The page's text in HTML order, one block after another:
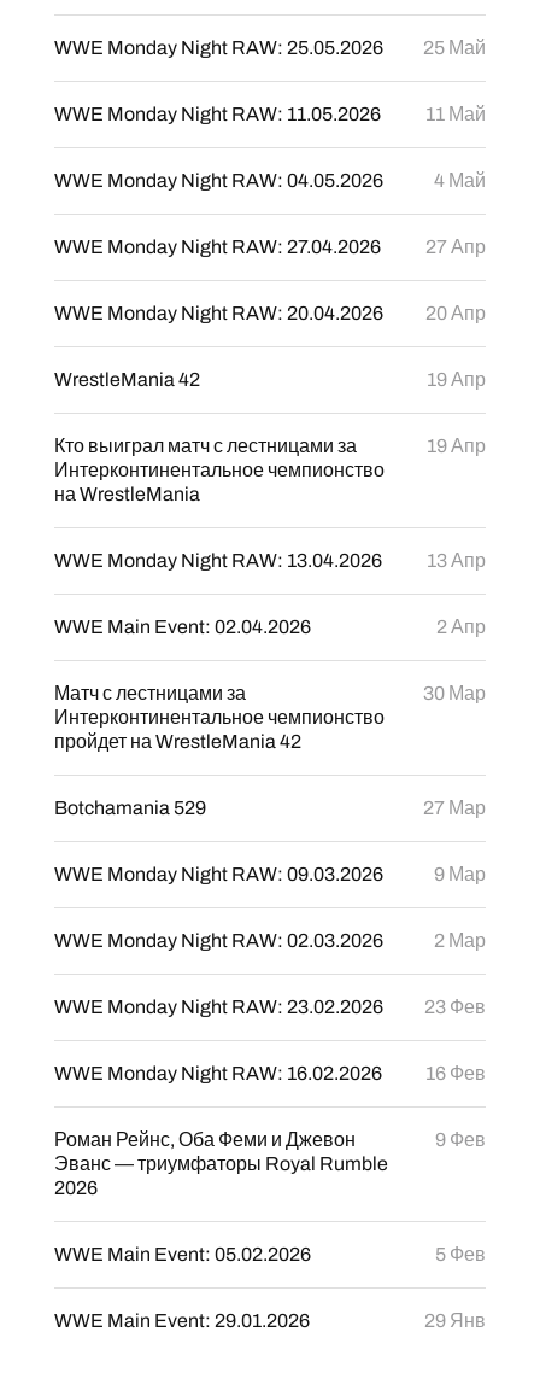
WWE Monday Night RAW: 25.05.2026 25 Май
WWE Monday Night RAW: 11.05.2026 11 Май
WWE Monday Night RAW: 04.05.2026 4 Май
WWE Monday Night RAW: 27.04.2026 27 Апр
WWE Monday Night RAW: 20.04.2026 20 Апр
WrestleMania 42 19 Апр
Кто выиграл матч с лестницами за
Интерконтинентальное чемпионство
на WrestleMania
19 Апр
WWE Monday Night RAW: 13.04.2026 13 Апр
WWE Main Event: 02.04.2026 2 Апр
Матч с лестницами за
Интерконтинентальное чемпионство
пройдет на WrestleMania 42
30 Мар
Botchamania 529 27 Мар
WWE Monday Night RAW: 09.03.2026 9 Мар
WWE Monday Night RAW: 02.03.2026 2 Мар
WWE Monday Night RAW: 23.02.2026 23 Фев
WWE Monday Night RAW: 16.02.2026 16 Фев
Роман Рейнс, Оба Феми и Джевон
Эванс — триумфаторы Royal Rumble
2026
9 Фев
WWE Main Event: 05.02.2026 5 Фев
WWE Main Event: 29.01.2026 29 Янв